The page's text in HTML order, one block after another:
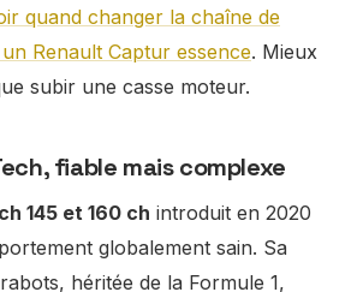
quand changer la chaîne de
Renault Captur essence. Mieux
subir une casse moteur.
fiable mais complexe
145 et 160 ch introduit en 2020
globalement sain. Sa
héritée de la Formule 1,